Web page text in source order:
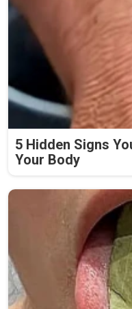
5 Hidden Signs
Your Body